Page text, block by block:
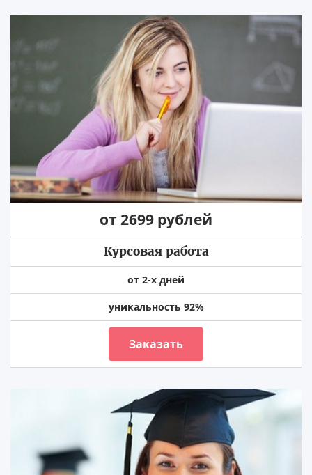
от 2699 рублей
Курсовая работа
от 2-х дней
уникальность 92%
Заказать